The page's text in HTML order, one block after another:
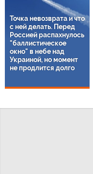
Точка невозврата и что
с ней делать. Перед
Россией распахнулось
"баллистическое
окно" в небе над
Украиной, но момент
не продлится долго